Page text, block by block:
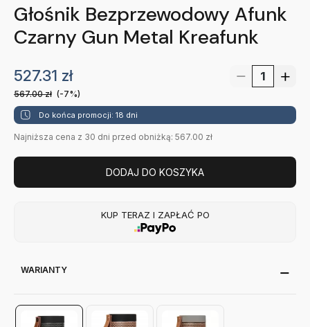
Głośnik Bezprzewodowy Afunk
Czarny Gun Metal Kreafunk
527.31 zł
567.00zł (-7%)
Do końca promocji: 18 dni
Najniższa cena z 30 dni przed obniżką: 567.00 zł
DODAJ DO KOSZYKA
KUP TERAZ I ZAPŁAĆ PO
WARIANTY